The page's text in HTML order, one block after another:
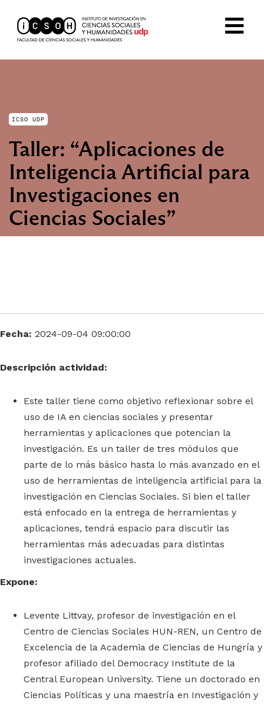
ICSO UDP
Taller: “Aplicaciones de
Inteligencia Artificial para
Investigaciones en
Ciencias Sociales”
Fecha: 2024-09-04 09:00:00
Descripción actividad:
Este taller tiene como objetivo reflexionar sobre el
uso de IA en ciencias sociales y presentar
herramientas y aplicaciones que potencian la
investigación. Es un taller de tres módulos que
parte de lo más básico hasta lo más avanzado en el
uso de herramientas de inteligencia artificial para la
investigación en Ciencias Sociales. Si bien el taller
está enfocado en la entrega de herramientas y
aplicaciones, tendrá espacio para discutir las
herramientas más adecuadas para distintas
investigaciones actuales.
Expone:
Levente Littvay, profesor de investigación en el
Centro de Ciencias Sociales HUN-REN, un Centro de
Excelencia de la Academia de Ciencias de Hungría y
profesor afiliado del Democracy Institute de la
Central European University. Tiene un doctorado en
Ciencias Políticas y una maestría en Investigación y